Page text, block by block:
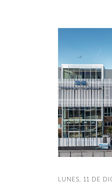
LUNES, 11 DE